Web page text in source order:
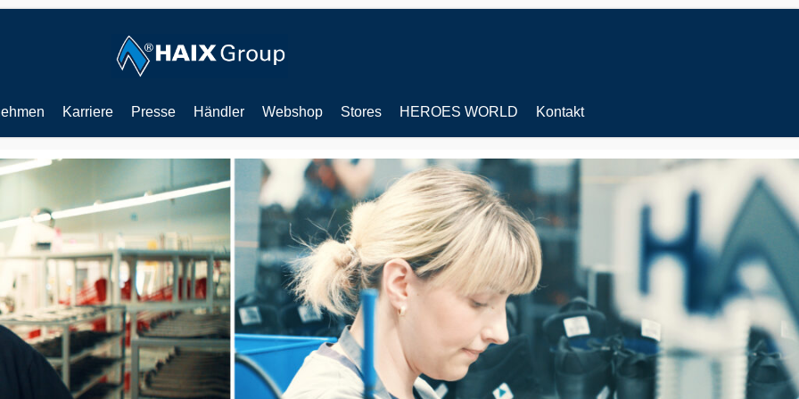
Karriere Presse Händler Webshop Stores HEROES WORLD Kontakt